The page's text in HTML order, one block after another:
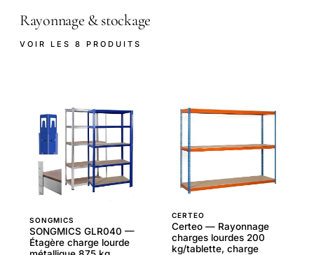
Rayonnage & stockage
VOIR LES 8 PRODUITS
SONGMICS
SONGMICS GLR040 —
Étagère charge lourde
CERTEO
Certeo — Rayonnage
charges lourdes 200
kg/tablette, charge